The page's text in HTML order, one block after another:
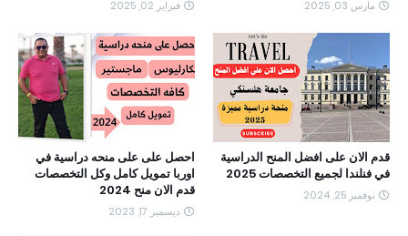
مارس 03, 2025 فبراير 02, 2025
قدم الان على افضل المنح الدراسية
في فنلندا لجميع التخصصات 2025
نوفمبر 25, 2024
احصل على على منحه دراسية في
اوربا تمويل كامل وكل التخصصات
قدم الان منح 2024
ديسمبر 17, 2023